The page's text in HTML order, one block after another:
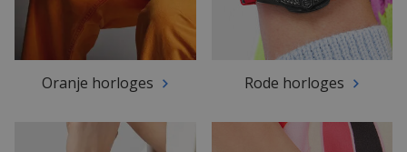
Oranje horloges Rode horloges